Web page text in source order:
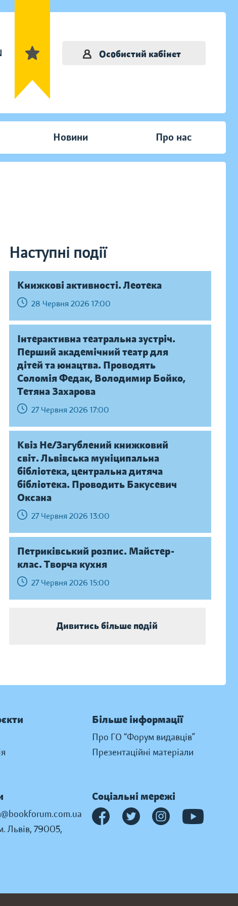
Особистий кабінет
Новини Про нас
Наступні події
Книжкові активності. Леотека
28 Червня 2026 17:00
Інтерактивна театральна зустріч.
Перший академічний театр для
дітей та юнацтва. Проводять
Соломія Федак, Володимир Бойко,
Тетяна Захарова
27 Червня 2026 17:00
Квіз Не/Загублений книжковий
світ. Львівська муніципальна
бібліотека, центральна дитяча
бібліотека. Проводить Бакусевич
Оксана
27 Червня 2026 13:00
Петриківський розпис. Майстер-
клас. Творча кухня
27 Червня 2026 15:00
Дивитись більше подій
Більше інформації
Про ГО “Форум видавців”
Презентаційні матеріали
Львів, 79005,
Соціальні мережі